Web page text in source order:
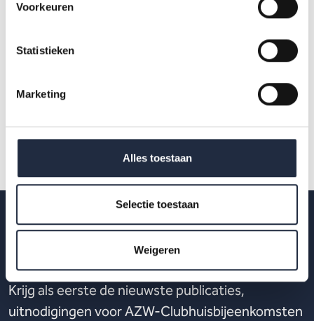
Voorkeuren
Statistieken
Marketing
Alles toestaan
Selectie toestaan
Weigeren
Op de hoogte blijven?
Krijg als eerste de nieuwste publicaties,
uitnodigingen voor AZW-Clubhuisbijeenkomsten